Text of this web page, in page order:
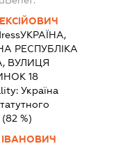
УКРАЇНА,
РЕСПУБЛІКА
ВУЛИЦЯ
18
Україна
(82 %)